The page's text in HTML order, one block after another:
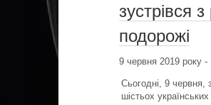
зустрівся
подорожі
9 червня 2019 року -
Сьогодні, 9 червня,
шістьох